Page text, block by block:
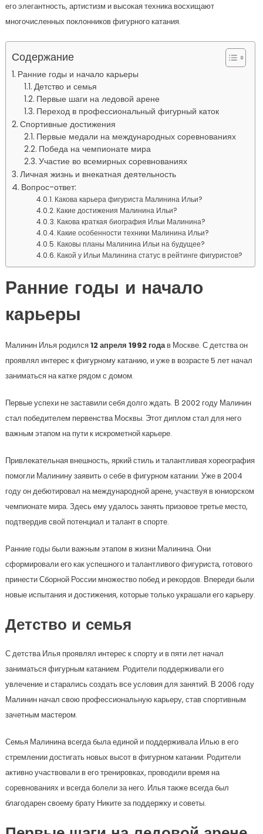
его элегантность, артистизм и высокая техника восхищают
многочисленных поклонников фигурного катания.
Содержание
Ранние годы и начало карьеры
Детство и семья
Первые шаги на ледовой арене
Переход в профессиональный фигурный каток
Спортивные достижения
Первые медали на международных соревнованиях
Победа на чемпионате мира
Участие во всемирных соревнованиях
Личная жизнь и внекатная деятельность
Вопрос-ответ:
Какова карьера фигуриста Малинина Ильи?
Какие достижения Малинина Ильи?
Какова краткая биография Ильи Малинина?
Какие особенности техники Малинина Ильи?
Каковы планы Малинина Ильи на будущее?
Какой у Ильи Малинина статус в рейтинге фигуристов?
Ранние годы и начало
карьеры
Малинин Илья родился12 апреля 1992 годав Москве. С детства он
проявлял интерес к фигурному катанию, и уже в возрасте 5 лет начал
заниматься на катке рядом с домом.
Первые успехи не заставили себя долго ждать. В 2002 году Малинин
стал победителем первенства Москвы. Этот диплом стал для него
важным этапом на пути к искрометной карьере.
Привлекательная внешность, яркий стиль и талантливая хореография
помогли Малинину заявить о себе в фигурном катании. Уже в 2004
году он дебютировал на международной арене, участвуя в юниорском
чемпионате мира. Здесь ему удалось занять призовое третье место,
подтвердив свой потенциал и талант в спорте.
Ранние годы были важным этапом в жизни Малинина. Они
сформировали его как успешного и талантливого фигуриста, готового
принести Сборной России множество побед и рекордов. Впереди были
новые испытания и достижения, которые только украшали его карьеру.
Детство и семья
С детства Илья проявлял интерес к спорту и в пяти лет начал
заниматься фигурным катанием. Родители поддерживали его
увлечение и старались создать все условия для занятий. В 2006 году
Малинин начал свою профессиональную карьеру, став спортивным
зачетным мастером.
Семья Малинина всегда была единой и поддерживала Илью в его
стремлении достигать новых высот в фигурном катании. Родители
активно участвовали в его тренировках, проводили время на
соревнованиях и всегда болели за него. Илья также всегда был
благодарен своему брату Никите за поддержку и советы.